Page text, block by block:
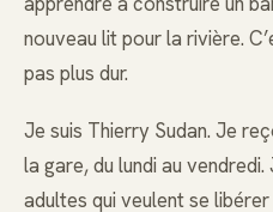
nouveau lit pour la rivière.
pas plus dur.
Je suis Thierry Sudan. Je
la gare, du lundi au
adultes qui veulent se